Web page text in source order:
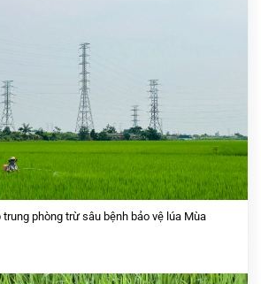
trung phòng trừ sâu bệnh bảo vệ lúa Mùa